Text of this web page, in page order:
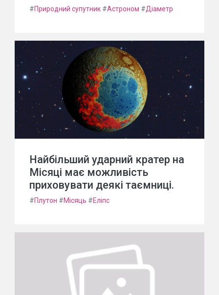
#Природний супутник #Астроном #Діаметр
Найбільший ударний кратер на
Місяці має можливість
приховувати деякі таємниці.
#Плутон #Місяць #Еліпс